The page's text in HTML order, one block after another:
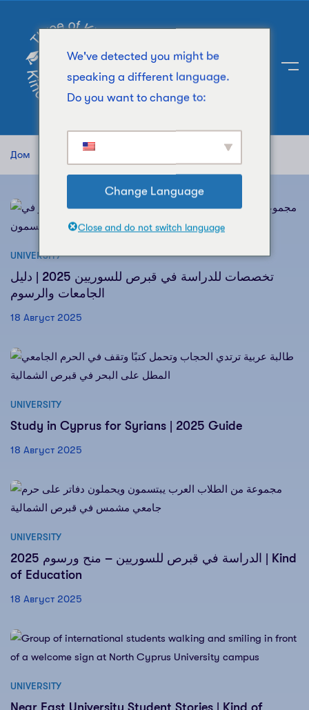
Дом Posts tagged "Near East University Morocco"
UNIVERSITY
تخصصات للدراسة في قبرص للسوريين 2025 | دليل
الجامعات والرسوم
18 Август 2025
UNIVERSITY
Study in Cyprus for Syrians | 2025 Guide
18 Август 2025
UNIVERSITY
الدراسة في قبرص للسوريين – منح ورسوم 2025 | Kind
of Education
18 Август 2025
UNIVERSITY
Near East University Student Stories | Kind of
We've detected you might be
speaking a different language.
Do you want to change to:
Change Language
Close and do not switch language